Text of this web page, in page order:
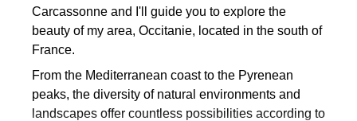
Carcassonne and I'll guide you to explore the
beauty of my area, Occitanie, located in the south of
France.
From the Mediterranean coast to the Pyrenean
peaks, the diversity of natural environments and
landscapes offer countless possibilities according to